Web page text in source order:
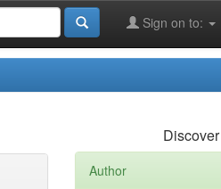
Sign on to:
Discover
Author